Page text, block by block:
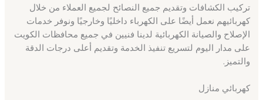
تركيب الكشافات وتقديم جميع النصائح لجميع العملاء من خلال
كهربائيهم نعمل أيضًا على الكهرباء داخليًا وخارجيًا ونوفر خدمات
الإصلاح والصيانة الكهربائية لدينا فنيين في جميع محافظات الكويت
على مدار اليوم لتسريع تنفيذ الخدمة وتقديم أعلى درجات الدقة
والتميز.
كهربائي منازل